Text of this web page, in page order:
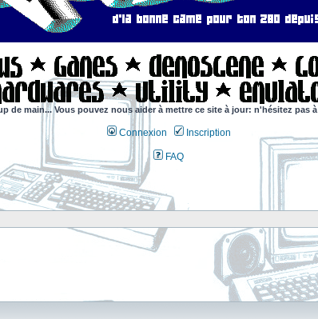
de main... Vous pouvez nous aider à mettre ce site à jour: n'hésitez pas à
Connexion Inscription
FAQ